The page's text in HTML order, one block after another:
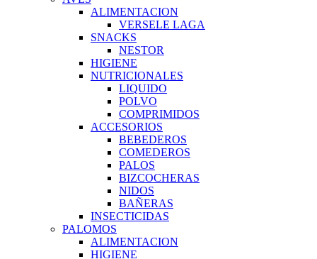
ALIMENTACION
VERSELE LAGA
SNACKS
NESTOR
HIGIENE
NUTRICIONALES
LIQUIDO
POLVO
COMPRIMIDOS
ACCESORIOS
BEBEDEROS
COMEDEROS
PALOS
BIZCOCHERAS
NIDOS
BAÑERAS
INSECTICIDAS
PALOMOS
ALIMENTACION
HIGIENE